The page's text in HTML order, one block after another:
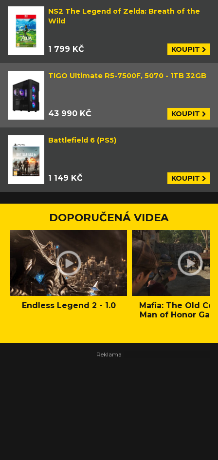
NS2 The Legend of Zelda: Breath of the
Wild
1 799 KČ KOUPIT
TIGO Ultimate R5-7500F, 5070 - 1TB 32GB
43 990 KČ KOUPIT
Battlefield 6 (PS5)
1 149 KČ KOUPIT
DOPORUČENÁ VIDEA
Endless Legend 2 - 1.0
Mafia: The Old
Man of Honor